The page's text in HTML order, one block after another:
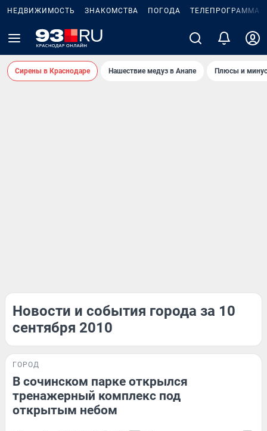
НЕДВИЖИМОСТЬ ЗНАКОМСТВА ПОГОДА ТЕЛЕПРОГРАММА
Сирены в Краснодаре Нашествие медуз в Анапе Плюсы и
Новости и события города за 10
сентября 2010
ГОРОД
В сочинском парке открылся
тренажерный комплекс под
открытым небом